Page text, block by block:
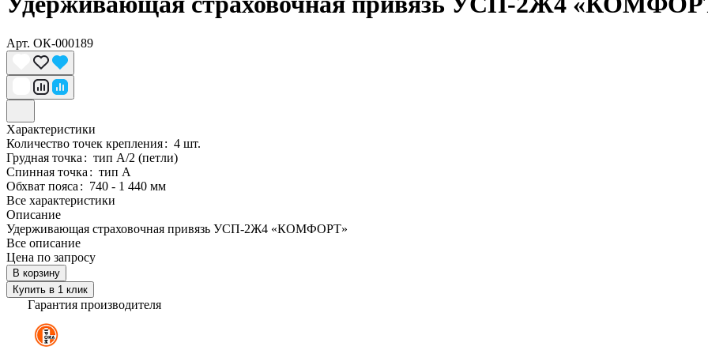
Арт. ОК-000189
Характеристики
Количество точек крепления: 4 шт.
Грудная точка: тип А/2 (петли)
Спинная точка: тип А
Обхват пояса: 740 - 1 440 мм
Все характеристики
Описание
Удерживающая страховочная привязь УСП-2Ж4 «КОМФОРТ»
Все описание
Цена по запросу
В корзину
Купить в 1 клик
Гарантия производителя